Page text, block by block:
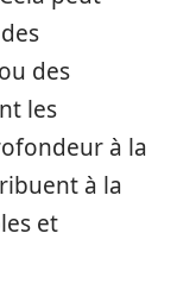
des
les
à la
à la
et